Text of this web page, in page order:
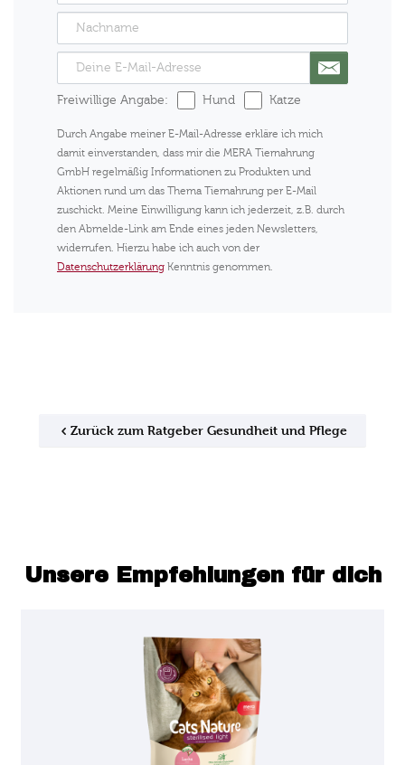
Freiwillige Angabe: Hund Katze
Durch Angabe meiner E-Mail-Adresse erkläre ich mich
damit einverstanden, dass mir die MERA Tiernahrung
GmbH regelmäßig Informationen zu Produkten und
Aktionen rund um das Thema Tiernahrung per E-Mail
zuschickt. Meine Einwilligung kann ich jederzeit, z.B. durch
den Abmelde-Link am Ende eines jeden Newsletters,
widerrufen. Hierzu habe ich auch von der
Datenschutzerklärung Kenntnis genommen.
Zurück zum Ratgeber Gesundheit und Pflege
Unsere Empfehlungen für dich